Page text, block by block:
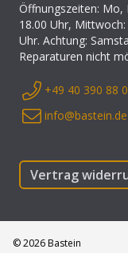
Öffnungszeiten: Mo,
18.00 Uhr,
Uhr. Achtung:
Reparaturen nicht
+49 40 390 88
info@bastein.de
Vertrag
©2026 Bastein